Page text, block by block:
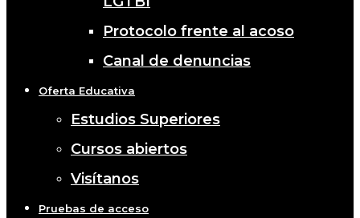
Protocolo frente al acoso
Canal de denuncias
Oferta Educativa
Estudios Superiores
Cursos abiertos
Visítanos
Pruebas de acceso